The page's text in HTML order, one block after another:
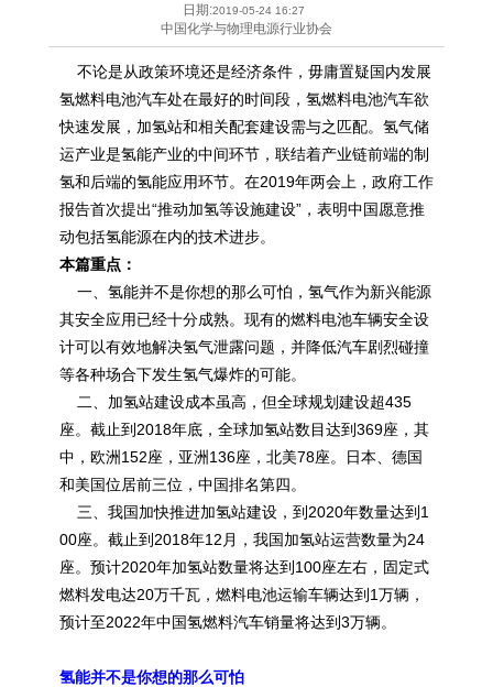
日期:2019-05-24 16:27
中国化学与物理电源行业协会
不论是从政策环境还是经济条件，毋庸置疑国内发展
氢燃料电池汽车处在最好的时间段，氢燃料电池汽车欲
快速发展，加氢站和相关配套建设需与之匹配。氢气储
运产业是氢能产业的中间环节，联结着产业链前端的制
氢和后端的氢能应用环节。在2019年两会上，政府工作
报告首次提出“推动加氢等设施建设”，表明中国愿意推
动包括氢能源在内的技术进步。
本篇重点：
一、氢能并不是你想的那么可怕，氢气作为新兴能源
其安全应用已经十分成熟。现有的燃料电池车辆安全设
计可以有效地解决氢气泄露问题，并降低汽车剧烈碰撞
等各种场合下发生氢气爆炸的可能。
二、加氢站建设成本虽高，但全球规划建设超435
座。截止到2018年底，全球加氢站数目达到369座，其
中，欧洲152座，亚洲136座，北美78座。日本、德国
和美国位居前三位，中国排名第四。
三、我国加快推进加氢站建设，到2020年数量达到1
00座。截止到2018年12月，我国加氢站运营数量为24
座。预计2020年加氢站数量将达到100座左右，固定式
燃料发电达20万千瓦，燃料电池运输车辆达到1万辆，
预计至2022年中国氢燃料汽车销量将达到3万辆。
氢能并不是你想的那么可怕